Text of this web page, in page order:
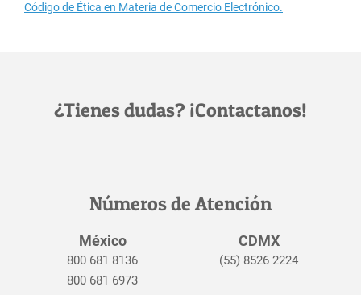
Código de Ética en Materia de Comercio Electrónico.
¿Tienes dudas? ¡Contactanos!
Números de Atención
México
800 681 8136
800 681 6973
CDMX
(55) 8526 2224